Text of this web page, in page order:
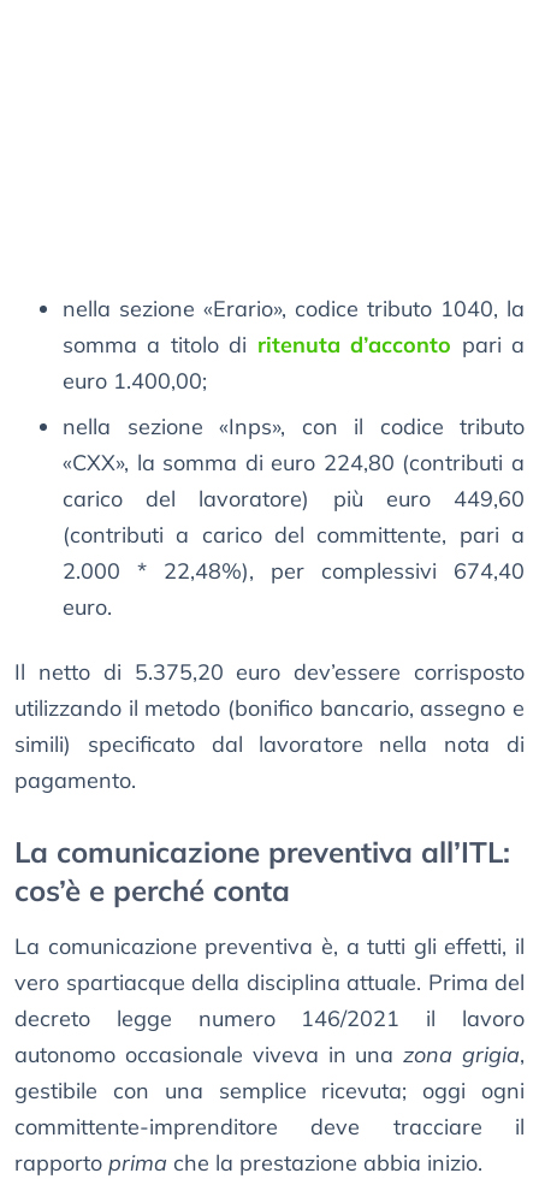
nella sezione «Erario», codice tributo 1040, la
somma a titolo di ritenuta d’acconto pari a
euro 1.400,00;
nella sezione «Inps», con il codice tributo
«CXX», la somma di euro 224,80 (contributi a
carico del lavoratore) più euro 449,60
(contributi a carico del committente, pari a
2.000 * 22,48%), per complessivi 674,40
euro.
Il netto di 5.375,20 euro dev’essere corrisposto
utilizzando il metodo (bonifico bancario, assegno e
simili) specificato dal lavoratore nella nota di
pagamento.
La comunicazione preventiva all’ITL:
cos’è e perché conta
La comunicazione preventiva è, a tutti gli effetti, il
vero spartiacque della disciplina attuale. Prima del
decreto legge numero 146/2021 il lavoro
autonomo occasionale viveva in unazona grigia,
gestibile con una semplice ricevuta; oggi ogni
committente-imprenditore deve tracciare il
rapporto prima che la prestazione abbia inizio.